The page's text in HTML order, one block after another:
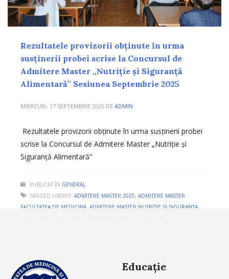
Rezultatele provizorii obținute în urma
susținerii probei scrise la Concursul de
Admitere Master „Nutriție și Siguranță
Alimentară” Sesiunea Septembrie 2025
MIERCURI, 17 SEPTEMBRIE 2025 DE ADMIN
Rezultatele provizorii obținute în urma susținerii probei
scrise la Concursul de Admitere Master „Nutriție și
Siguranță Alimentară”
PUBLICAT ÎN GENERAL
TAGGED UNDER: ADMITERE MASTER 2025, ADMITERE MASTER
FACULTATEA DE MEDICINA ADMITERE MASTER NUTRITIE SI SIGURANTA
Educație